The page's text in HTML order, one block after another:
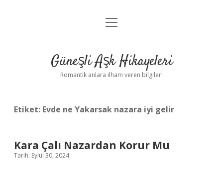
Anasayfa
Yasal Uyarı
menüyü
Güneşli Aşk Hikayeleri
Romantik anlara ilham veren bilgiler!
Etiket: Evde ne Yakarsak nazara iyi gelir
Kara Çalı Nazardan Korur Mu
Tarih: Eylül 30, 2024